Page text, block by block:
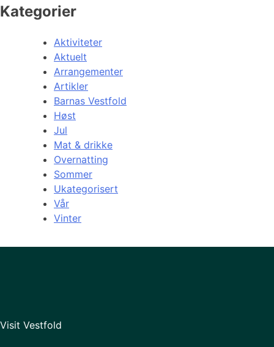
Kategorier
Aktiviteter
Aktuelt
Arrangementer
Artikler
Barnas Vestfold
Høst
Jul
Mat & drikke
Overnatting
Sommer
Ukategorisert
Vår
Vinter
Visit Vestfold